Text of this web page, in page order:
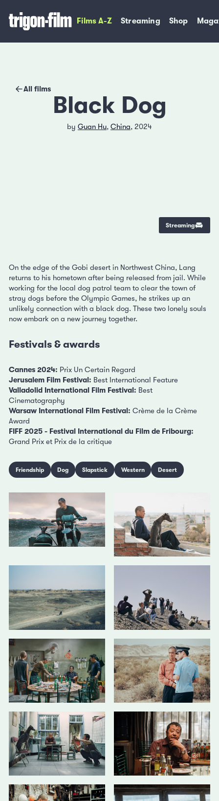
Films A-Z Streaming Shop
All films
Black Dog
by Guan Hu, China, 2024
Streaming
On the edge of the Gobi desert in Northwest China, Lang
returns to his hometown after being released from jail. While
working for the local dog patrol team to clear the town of
stray dogs before the Olympic Games, he strikes up an
unlikely connection with a black dog. These two lonely souls
now embark on a new journey together.
Festivals & awards
Cannes 2024: Prix Un Certain Regard
Jerusalem Film Festival: Best International Feature
Valladolid International Film Festival: Best
Cinematography
Warsaw International Film Festival: Crème de la Crème
Award
FIFF 2025 - Festival International du Film de Fribourg:
Grand Prix et Prix de la critique
Friendship Dog Slapstick Western Desert